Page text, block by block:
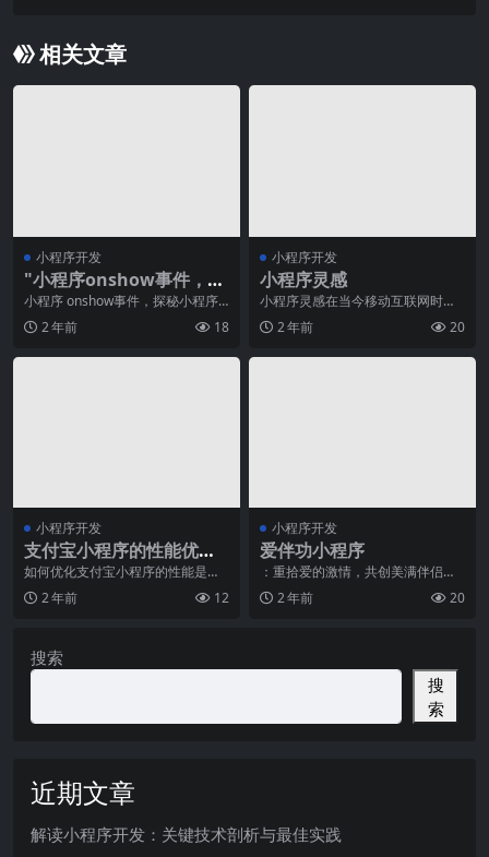
相关文章
小程序开发
"小程序onshow事件，探
秘小程序页面显示事件"
小程序 onshow事件，探秘小程序
页面显示事件随着智能手机的普及
和移动互联网的
2 年前 18
小程序开发
小程序灵感
小程序灵感在当今移动互联网时代
中扮演着越来越重要的角色。小程
序是一种轻量级应用程
2 年前 20
小程序开发
支付宝小程序的性能优化
有哪些技巧？
如何优化支付宝小程序的性能是一
个技术专家需要着重关注的问题。
以下是我对支付宝小程
2 年前 12
小程序开发
爱伴功小程序
：重拾爱的激情，共创美满伴侣关
系爱情是人生中非常美妙的经历之
一，然而随着时间推移
2 年前 20
搜索
搜
索
近期文章
解读小程序开发：关键技术剖析与最佳实践